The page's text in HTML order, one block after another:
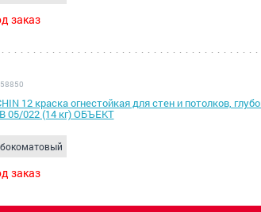
заказ
12 краска огнестойкая для стен и потолков,
05/022 (14 кг) ОБЪЕКТ
заказ